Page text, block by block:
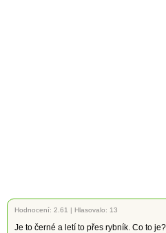
Hodnocení: 2.61 | Hlasovalo: 13
Je to černé a letí to přes rybník. Co to je?